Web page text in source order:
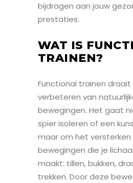
bijdragen aan jouw
prestaties.
WAT IS
TRAINEN?
Functional trainen
verbeteren van
bewegingen. Het gaat
spier isoleren of een
maar om het versterken
bewegingen die je
maakt: tillen, bukken,
trekken. Door deze